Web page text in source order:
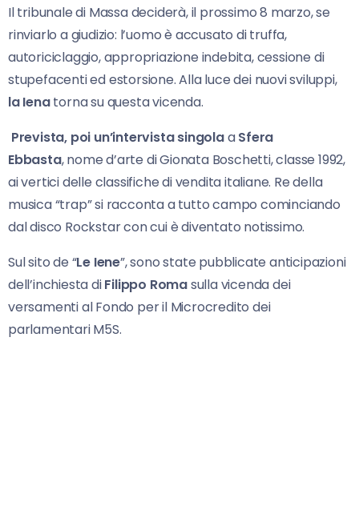
Il tribunale di Massa deciderà, il prossimo 8 marzo, se
rinviarlo a giudizio: l’uomo è accusato di truffa,
autoriciclaggio, appropriazione indebita, cessione di
stupefacenti ed estorsione. Alla luce dei nuovi sviluppi,
la Ienatorna su questa vicenda.
Prevista, poi un’intervista singolaaSfera
Ebbasta, nome d’arte di Gionata Boschetti, classe 1992,
ai vertici delle classifiche di vendita italiane. Re della
musica “trap” si racconta a tutto campo cominciando
dal disco Rockstar con cui è diventato notissimo.
Sul sito de “Le Iene”, sono state pubblicate anticipazioni
dell’inchiesta diFilippo Romasulla vicenda dei
versamenti al Fondo per il Microcredito dei
parlamentari M5S.